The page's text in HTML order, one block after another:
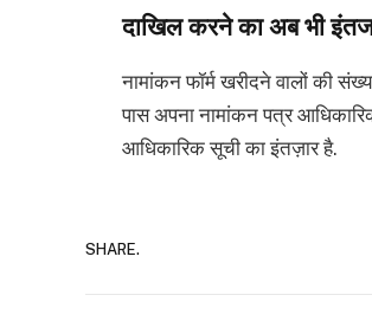
दाखिल करने का अब भी
नामांकन फॉर्म खरीदने वालों की
पास अपना नामांकन पत्र
आधिकारिक सूची का इंतज़ार है.
SHARE.